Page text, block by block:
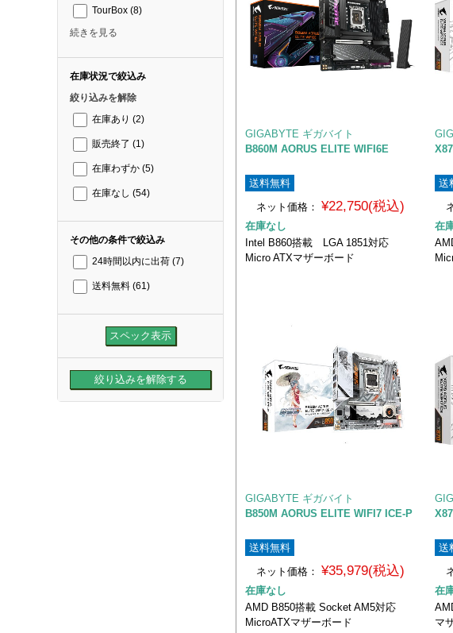
TourBox (8)
続きを見る
在庫状況で絞込み
絞り込みを解除
在庫あり (2)
販売終了 (1)
在庫わずか (5)
在庫なし (54)
その他の条件で絞込み
24時間以内に出荷 (7)
送料無料 (61)
GIGABYTE ギガバイト
B860M AORUS ELITE WIFI6E
送料無料
ネット価格：
¥22,750(税込)
在庫なし
Intel B860搭載 LGA 1851対応
Micro ATXマザーボード
送
在
GIGABYTE ギガバイト
B850M AORUS ELITE WIFI7 ICE-P
送料無料
ネット価格：
¥35,979(税込)
在庫なし
AMD B850搭載 Socket AM5対応
MicroATXマザーボード
送
在
マ